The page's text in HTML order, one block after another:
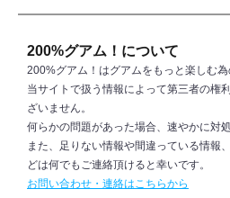
200%グアム！について
200%グアム！はグアムをもっと楽しむ為
当サイトで扱う情報によって第三者の権
ざいません。
何らかの問題があった場合、速やかに対
また、足りない情報や間違っている情報
どは何でもご連絡頂けると幸いです。
お問い合わせ・連絡はこちらから